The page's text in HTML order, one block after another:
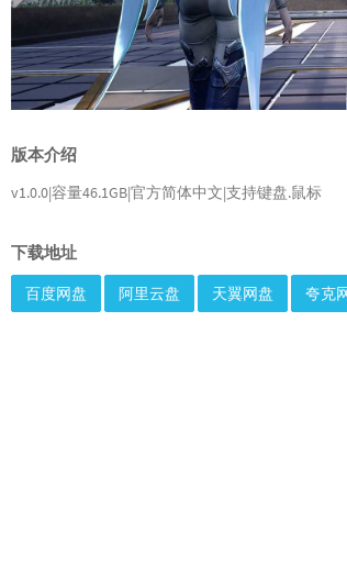
版本介绍
v1.0.0|容量46.1GB|官方简体中文|支持键盘.鼠标
下载地址
百度网盘 阿里云盘 天翼网盘 夸克